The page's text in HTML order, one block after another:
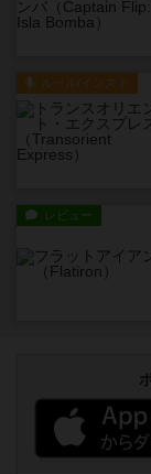
ルール/インスト
レビュー